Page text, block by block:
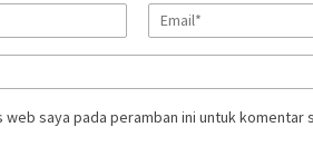
web saya pada peramban ini untuk komentar